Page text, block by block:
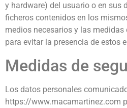
y hardware) del usuario o en sus
ficheros contenidos en los
medios necesarios y las
para evitar la presencia de estos
Medidas de
Los datos personales
https://www.macamartinez.com